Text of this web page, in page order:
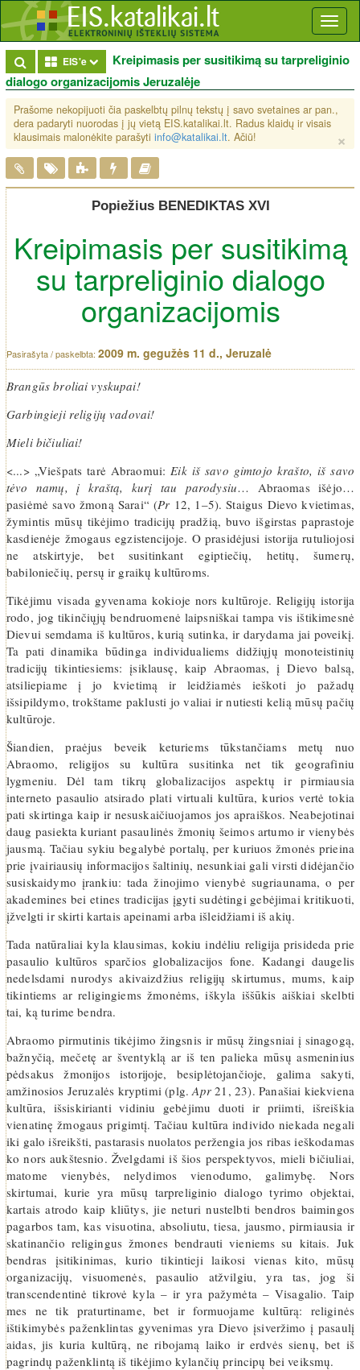
EIS'e Toggle Dropdown
Kreipimasis per susitikimą su tarpreliginio
dialogo organizacijomis Jeruzalėje
Prašome nekopijuoti čia paskelbtų pilnų tekstų į savo svetaines ar pan.,
dera padaryti nuorodas į jų vietą EIS.katalikai.lt. Radus klaidų ir visais
klausimais malonėkite parašyti info@katalikai.lt. Ačiū! ×
Popiežius BENEDIKTAS XVI
Kreipimasis per susitikimą
su tarpreliginio dialogo
organizacijomis
2009 m. gegužės 11 d., Jeruzalė
Brangūs broliai vyskupai!
Garbingieji religijų vadovai!
Mieli bičiuliai!
<...> „Viešpats tarė Abraomui:Eik iš savo gimtojo krašto, iš savo
tėvo namų, į kraštą, kurį tau parodysiu… Abraomas išėjo…
pasiėmė savo žmoną Sarai“ (Pr 12, 1–5). Staigus Dievo kvietimas,
žymintis mūsų tikėjimo tradicijų pradžią, buvo išgirstas paprastoje
kasdienėje žmogaus egzistencijoje. O prasidėjusi istorija rutuliojosi
ne atskirtyje, bet susitinkant egiptiečių, hetitų, šumerų,
babiloniečių, persų ir graikų kultūroms.
Tikėjimu visada gyvenama kokioje nors kultūroje. Religijų istorija
rodo, jog tikinčiųjų bendruomenė laipsniškai tampa vis ištikimesnė
Dievui semdama iš kultūros, kurią sutinka, ir darydama jai poveikį.
Ta pati dinamika būdinga individualiems didžiųjų monoteistinių
tradicijų tikintiesiems: įsiklausę, kaip Abraomas, į Dievo balsą,
atsiliepiame į jo kvietimą ir leidžiamės ieškoti jo pažadų
išsipildymo, trokštame paklusti jo valiai ir nutiesti kelią mūsų pačių
kultūroje.
Šiandien, praėjus beveik keturiems tūkstančiams metų nuo
Abraomo, religijos su kultūra susitinka net tik geografiniu
lygmeniu. Dėl tam tikrų globalizacijos aspektų ir pirmiausia
interneto pasaulio atsirado plati virtuali kultūra, kurios vertė tokia
pati skirtinga kaip ir nesuskaičiuojamos jos apraiškos. Neabejotinai
daug pasiekta kuriant pasaulinės žmonių šeimos artumo ir vienybės
jausmą. Tačiau sykiu begalybė portalų, per kuriuos žmonės prieina
prie įvairiausių informacijos šaltinių, nesunkiai gali virsti didėjančio
susiskaidymo įrankiu: tada žinojimo vienybė sugriaunama, o per
akademines bei etines tradicijas įgyti sudėtingi gebėjimai kritikuoti,
įžvelgti ir skirti kartais apeinami arba išleidžiami iš akių.
Tada natūraliai kyla klausimas, kokiu indėliu religija prisideda prie
pasaulio kultūros sparčios globalizacijos fone. Kadangi daugelis
nedelsdami nurodys akivaizdžius religijų skirtumus, mums, kaip
tikintiems ar religingiems žmonėms, iškyla iššūkis aiškiai skelbti
tai, ką turime bendra.
Abraomo pirmutinis tikėjimo žingsnis ir mūsų žingsniai į sinagogą,
bažnyčią, mečetę ar šventyklą ar iš ten palieka mūsų asmeninius
pėdsakus žmonijos istorijoje, besiplėtojančioje, galima sakyti,
amžinosios Jeruzalės kryptimi (plg.Apr21, 23). Panašiai kiekviena
kultūra, išsiskirianti vidiniu gebėjimu duoti ir priimti, išreiškia
vienatinę žmogaus prigimtį. Tačiau kultūra individo niekada negali
iki galo išreikšti, pastarasis nuolatos peržengia jos ribas ieškodamas
ko nors aukštesnio. Žvelgdami iš šios perspektyvos, mieli bičiuliai,
matome vienybės, nelydimos vienodumo, galimybę. Nors
skirtumai, kurie yra mūsų tarpreliginio dialogo tyrimo objektai,
kartais atrodo kaip kliūtys, jie neturi nustelbti bendros baimingos
pagarbos tam, kas visuotina, absoliutu, tiesa, jausmo, pirmiausia ir
skatinančio religingus žmones bendrauti vieniems su kitais. Juk
bendras įsitikinimas, kurio tikintieji laikosi vienas kito, mūsų
organizacijų, visuomenės, pasaulio atžvilgiu, yra tas, jog ši
transcendentinė tikrovė kyla – ir yra pažymėta – Visagalio. Taip
mes ne tik praturtiname, bet ir formuojame kultūrą: religinės
ištikimybės paženklintas gyvenimas yra Dievo įsiveržimo į pasaulį
aidas, jis kuria kultūrą, ne ribojamą laiko ir erdvės sienų, bet iš
pagrindų paženklintą iš tikėjimo kylančių principų bei veiksmų.